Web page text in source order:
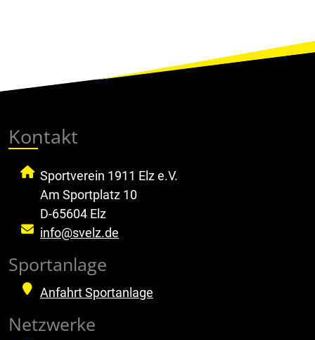
Kontakt
Sportverein 1911 Elz e.V.
Am Sportplatz 10
D-65604 Elz
info@svelz.de
Sportanlage
Anfahrt Sportanlage
Netzwerke